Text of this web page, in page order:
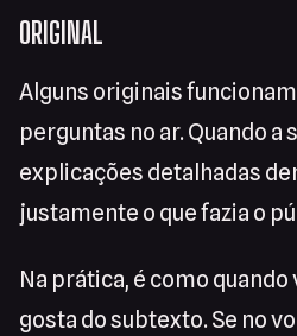
ORIGINAL
Alguns originais
perguntas no ar. Quando a
explicações detalhadas
justamente o que fazia o
Na prática, é como quando
gosta do subtexto. Se no